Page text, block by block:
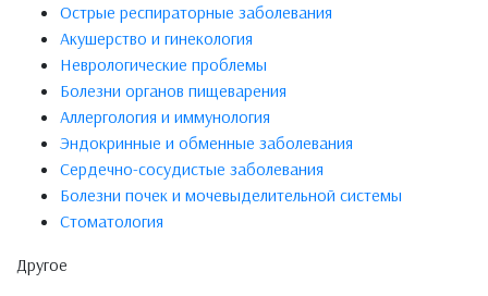
Острые респираторные заболевания
Акушерство и гинекология
Неврологические проблемы
Болезни органов пищеварения
Аллергология и иммунология
Эндокринные и обменные заболевания
Сердечно-сосудистые заболевания
Болезни почек и мочевыделительной системы
Стоматология
Другое